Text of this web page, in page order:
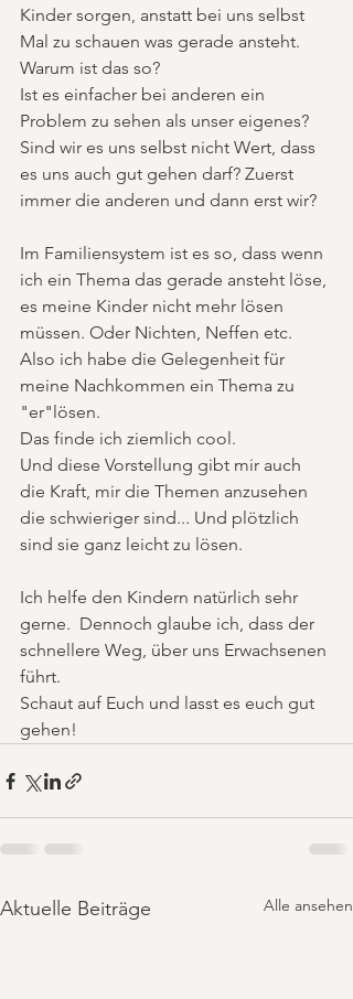
Kinder sorgen, anstatt bei uns selbst
Mal zu schauen was gerade ansteht.
Warum ist das so?
Ist es einfacher bei anderen ein
Problem zu sehen als unser eigenes?
Sind wir es uns selbst nicht Wert, dass
es uns auch gut gehen darf? Zuerst
immer die anderen und dann erst wir?
Im Familiensystem ist es so, dass wenn
ich ein Thema das gerade ansteht löse,
es meine Kinder nicht mehr lösen
müssen. Oder Nichten, Neffen etc.
Also ich habe die Gelegenheit für
meine Nachkommen ein Thema zu
"er"lösen.
Das finde ich ziemlich cool.
Und diese Vorstellung gibt mir auch
die Kraft, mir die Themen anzusehen
die schwieriger sind... Und plötzlich
sind sie ganz leicht zu lösen.
Ich helfe den Kindern natürlich sehr
gerne.  Dennoch glaube ich, dass der
schnellere Weg, über uns Erwachsenen
führt.
Schaut auf Euch und lasst es euch gut
gehen!
Aktuelle Beiträge Alle ansehen